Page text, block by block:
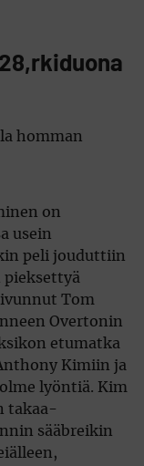
on
usein
peli jouduttiin
pieksettyä
Tom
Overtonin
etumatka
Kimiin ja
lyöntiä. Kim
takaa-
sääbreikin